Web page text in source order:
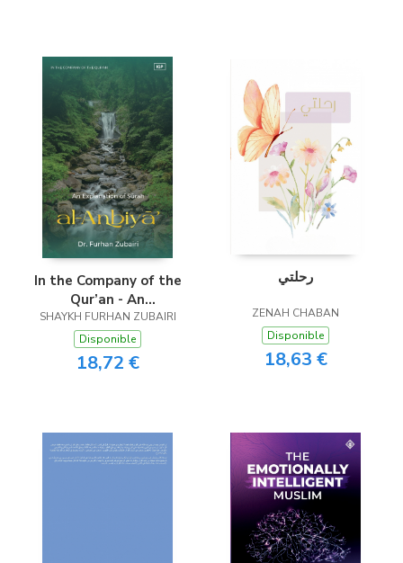
In the Company of the
Qur’an - An
Explanation of Surah
al-Anbiya’
SHAYKH FURHAN ZUBAIRI
Disponible
18,72 €
رحلتي
ZENAH CHABAN
Disponible
18,63 €